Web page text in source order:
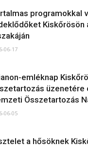
programokkal
Kiskőrösön
06-17
emléknap
üzenetére
Összetartozás
06-05
a hősöknek